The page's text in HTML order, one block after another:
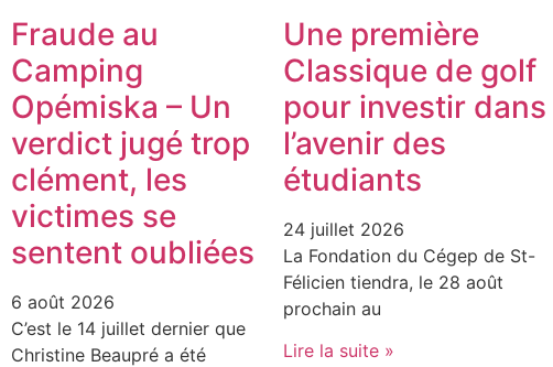
Fraude au
Camping
Opémiska – Un
verdict jugé trop
clément, les
victimes se
sentent oubliées
6 août 2026
C’est le 14 juillet dernier que
Christine Beaupré a été
Une première
Classique de golf
pour investir dans
l’avenir des
étudiants
24 juillet 2026
La Fondation du Cégep de St-
Félicien tiendra, le 28 août
prochain au
Lire la suite »